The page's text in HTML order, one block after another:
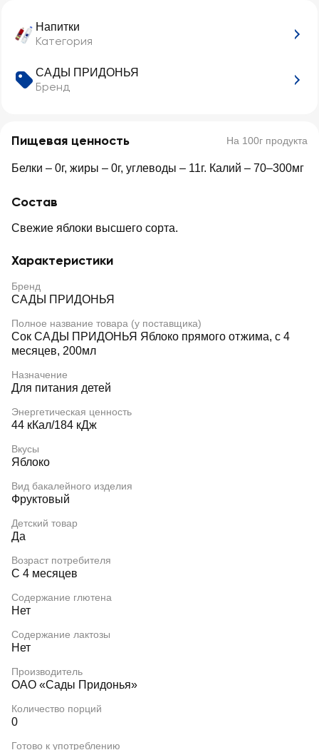
Напитки
Категория
САДЫ ПРИДОНЬЯ
Бренд
Пищевая ценность На 100г продукта
Белки – 0г, жиры – 0г, углеводы – 11г. Калий – 70–300мг
Состав
Свежие яблоки высшего сорта.
Характеристики
Бренд
САДЫ ПРИДОНЬЯ
Полное название товара (у поставщика)
Сок САДЫ ПРИДОНЬЯ Яблоко прямого отжима, с 4
месяцев, 200мл
Назначение
Для питания детей
Энергетическая ценность
44 кКал/184 кДж
Вкусы
Яблоко
Вид бакалейного изделия
Фруктовый
Детский товар
Да
Возраст потребителя
С 4 месяцев
Содержание глютена
Нет
Содержание лактозы
Нет
Производитель
ОАО «Сады Придонья»
Количество порций
0
Готово к употреблению